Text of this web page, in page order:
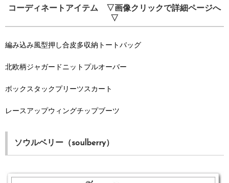
コーディネートアイテム ▽画像クリックで詳細ページへ
▽
編み込み風型押し合皮多収納トートバッグ
北欧柄ジャガードニットプルオーバー
ボックスタックプリーツスカート
レースアップウィングチップブーツ
ソウルベリー（soulberry）